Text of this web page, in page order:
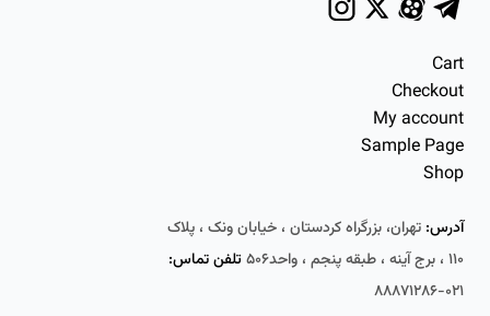
Cart
Checkout
My account
Sample Page
Shop
آدرس: تهران، بزرگراه کردستان ، خیابان ونک ، پلاک
۱۱۰ ، برج آینه ، طبقه پنجم ، واحد۵۰۶
تلفن تماس:
۰۲۱-۸۸۸۷۱۲۸۶